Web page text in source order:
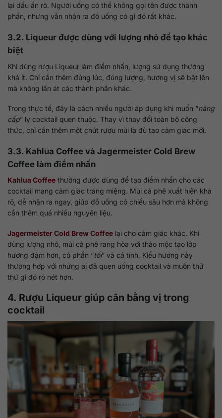
lại dấu ấn rõ. Người uống có thể không gọi tên được thành
phần, nhưng vẫn nhận ra đồ uống có gì đó rất khác.
3.2. Liqueur được dùng với lượng nhỏ để tạo khác
biệt
Khi dùng rượu Liqueur làm điểm nhấn, lượng sử dụng thường
khá ít. Chỉ cần thêm đúng lúc, đúng lượng, hương vị sẽ bật lên
mà không lấn át các thành phần khác.
Trong thực tế, đây là cách nhiều người áp dụng khi muốn “nâng
cấp” ly cocktail quen thuộc. Thay vì thay đổi toàn bộ công
thức, chỉ cần thêm một chút rượu mùi là đủ tạo cảm giác mới.
3.3. Kahlua Coffee và Jagermeister Cold Brew
Coffee làm điểm nhấn
Kahlua Coffee thường được dùng để tạo điểm nhấn cho các
cocktail mang cảm giác tráng miệng. Mùi cà phê xuất hiện khá
rõ, dễ nhận ra ngay, giúp đồ uống có chiều sâu hơn mà không
cần thêm quá nhiều nguyên liệu.
Jagermeister Cold Brew Coffee lại cho cảm giác khác. Khi
dùng lượng nhỏ, mùi cà phê rang hòa với thảo mộc tạo lớp
hương đậm hơn, có phần “tối” và cá tính. Kiểu hương này
thường hợp với những ai đã quen uống cocktail và muốn thử
thứ gì đó rõ nét hơn.
4. Rượu Liqueur giúp cân bằng vị trong
cocktail